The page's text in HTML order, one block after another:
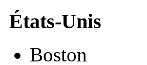
États-Unis
Boston